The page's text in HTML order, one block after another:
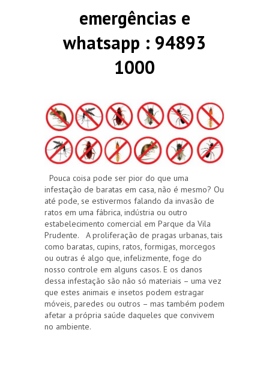
emergências e
whatsapp : 94893
1000
Pouca coisa pode ser pior do que uma
infestação de baratas em casa, não é mesmo? Ou
até pode, se estivermos falando da invasão de
ratos em uma fábrica, indústria ou outro
estabelecimento comercial em Parque da Vila
Prudente. A proliferação de pragas urbanas, tais
como baratas, cupins, ratos, formigas, morcegos
ou outras é algo que, infelizmente, foge do
nosso controle em alguns casos. E os danos
dessa infestação são não só materiais – uma vez
que estes animais e insetos podem estragar
móveis, paredes ou outros – mas também podem
afetar a própria saúde daqueles que convivem
no ambiente.